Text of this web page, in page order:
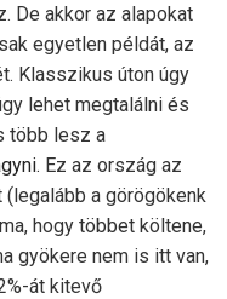
De akkor az alapokat
egyetlen példát, az
Klasszikus úton úgy
lehet megtalálni és
több lesz a
Ez az ország az
a görögökenk
hogy többet költene,
gyökere nem is itt van,
át kitevő